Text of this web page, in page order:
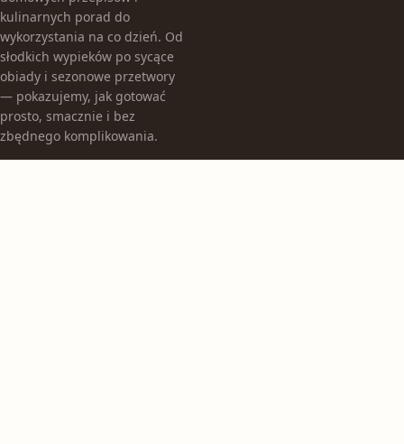
kulinarnych porad do
wykorzystania na co dzień. Od
słodkich wypieków po sycące
obiady i sezonowe przetwory
— pokazujemy, jak gotować
prosto, smacznie i bez
zbędnego komplikowania.